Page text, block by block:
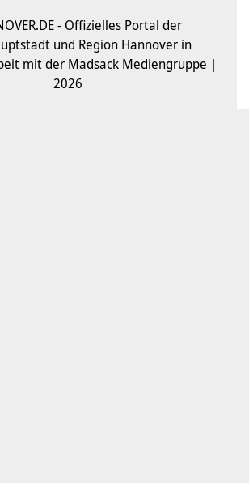
- Offizielles Portal der
und Region Hannover in
mit der Madsack Mediengruppe |
2026